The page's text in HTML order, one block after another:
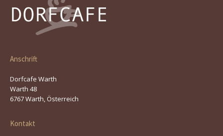
Anschrift
Dorfcafe Warth
Warth 48
6767 Warth, Österreich
Kontakt